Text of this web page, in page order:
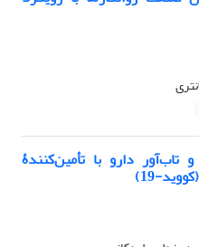
تاب‌آور دارو با تأمین‌کنندۀ
19)